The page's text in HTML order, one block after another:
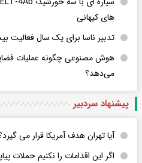
های کیهانی
تدبیر ناسا برای یک سال فعالیت بیشتر کاوشگر
هوش مصنوعی چگونه عملیات
می‌دهد؟
پیشنهاد سردبیر
آیا تهران هدف آمریکا قرار می
اگر این اقدامات را نکنیم حملات